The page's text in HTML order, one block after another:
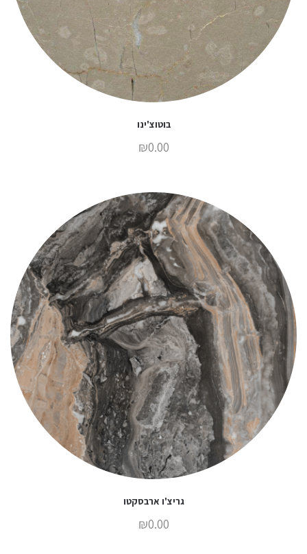
בוטוצ'ינו
₪0.00
גריצ'ו ארבסקטו
₪0.00